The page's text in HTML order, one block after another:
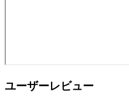
ユーザーレビュー